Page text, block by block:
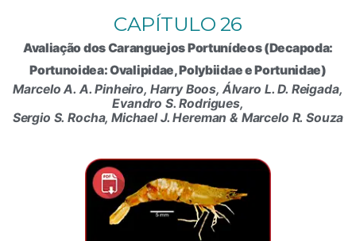
CAPÍTULO 26
Avaliação dos Caranguejos Portunídeos (Decapoda:
Portunoidea: Ovalipidae, Polybiidae e Portunidae)
Marcelo A. A. Pinheiro, Harry Boos, Álvaro L. D. Reigada,
Evandro S. Rodrigues,
Sergio S. Rocha, Michael J. Hereman & Marcelo R. Souza